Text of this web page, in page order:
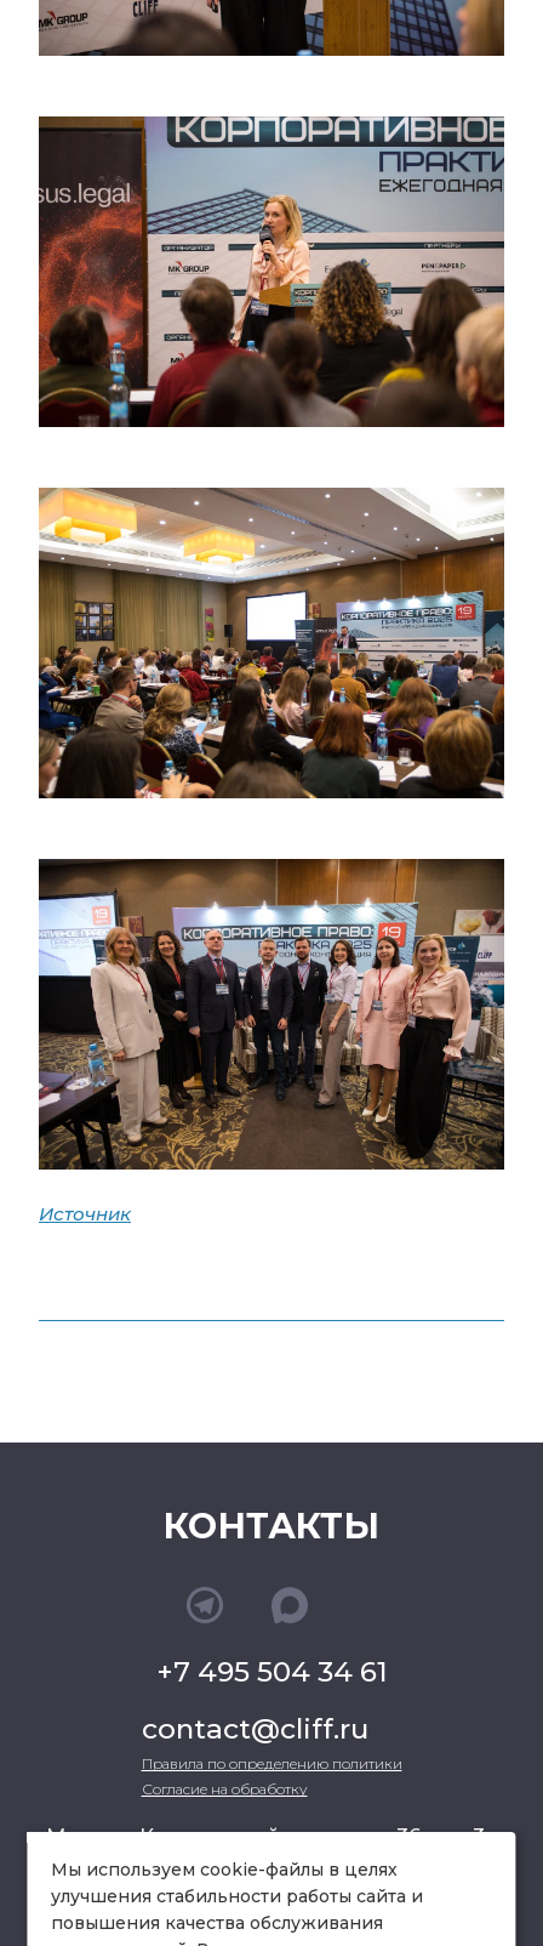
Источник
КОНТАКТЫ
+7 495 504 34 61
contact@cliff.ru
Правила по определению политики
Согласие на обработку
г. Москва, Кутузовский проспект 36, стр.3 ,
офис 301
Мы используем cookie-файлы в целях
улучшения стабильности работы сайта и
повышения качества обслуживания